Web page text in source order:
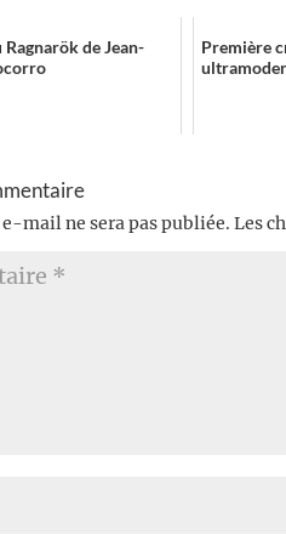
Ragnarök de Jean-
Première
mail ne sera pas publiée. Les